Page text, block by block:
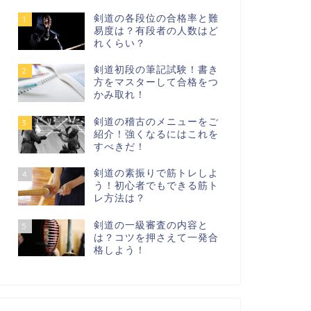
1
剣道の各段位の合格率と難
易度は？有段者の人数はど
れくらい？
2
剣道初段の筆記試験！書き
方をマスターして合格をつ
かみ取れ！
3
剣道の稽古のメニューをご
紹介！強くなるにはこれを
すべきだ！
4
剣道の素振りで筋トレしよ
う！初心者でもできる筋ト
レ方法は？
5
剣道の一級審査の内容と
は？コツを押さえて一発合
格しよう！